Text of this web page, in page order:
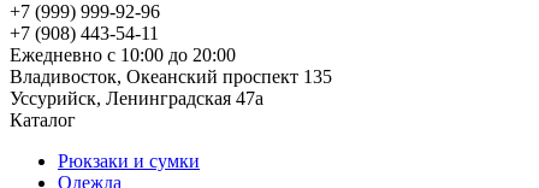
+7 (999) 999-92-96
+7 (908) 443-54-11
Ежедневно с 10:00 до 20:00
Владивосток, Океанский проспект 135
Уссурийск, Ленинградская 47а
Каталог
Рюкзаки и сумки
Одежда